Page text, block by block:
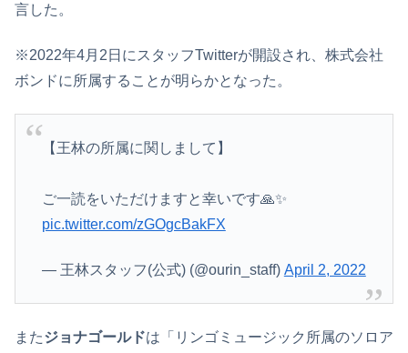
言した。
※2022年4月2日にスタッフTwitterが開設され、株式会社
ボンドに所属することが明らかとなった。
【王林の所属に関しまして】
ご一読をいただけますと幸いです🙏✨
pic.twitter.com/zGOgcBakFX
— 王林スタッフ(公式) (@ourin_staff) April 2, 2022
またジョナゴールドは「リンゴミュージック所属のソロア